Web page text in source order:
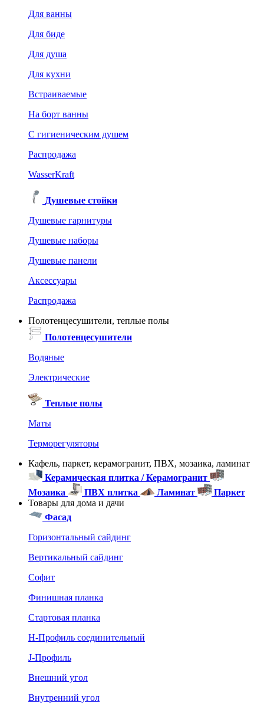
Для ванны
Для биде
Для душа
Для кухни
Встраиваемые
На борт ванны
C гигиеническим душем
Распродажа
WasserKraft
Душевые стойки
Душевые гарнитуры
Душевые наборы
Душевые панели
Аксессуары
Распродажа
Полотенцесушители, теплые полы
Полотенцесушители
Водяные
Электрические
Теплые полы
Маты
Терморегуляторы
Кафель, паркет, керамогранит, ПВХ, мозаика, ламинат
Керамическая плитка / Керамогранит
Мозаика
ПВХ плитка Ламинат
Паркет
Товары для дома и дачи
Фасад
Горизонтальный сайдинг
Вертикальный сайдинг
Софит
Финишная планка
Стартовая планка
Н-Профиль соединительный
J-Профиль
Внешний угол
Внутренний угол